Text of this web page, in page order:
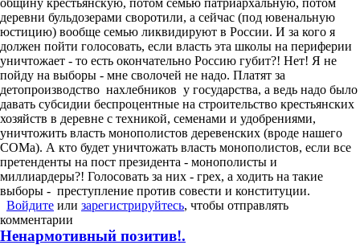
общину крестьянскую, потом семью патриархальную, потом
деревни бульдозерами своротили, а сейчас (под ювенальную
юстицию) вообще семью ликвидируют в России. И за кого я
должен пойти голосовать, если власть эта школы на периферии
уничтожает - то есть окончательно Россию губит?! Нет! Я не
пойду на выборы - мне сволочей не надо. Платят за
детопроизводство нахлебников у государства, а ведь надо было
давать субсидии беспроцентные на строительство крестьянских
хозяйств в деревне с техникой, семенами и удобрениями,
уничтожить власть монополистов деревенских (вроде нашего
СОМа). А кто будет уничтожать власть монополистов, если все
претенденты на пост президента - монополисты и
миллиардеры?! Голосовать за них - грех, а ходить на такие
выборы - преступление против совести и конституции.
Войдите или зарегистрируйтесь, чтобы отправлять
комментарии
Ненармотивный позитив!.